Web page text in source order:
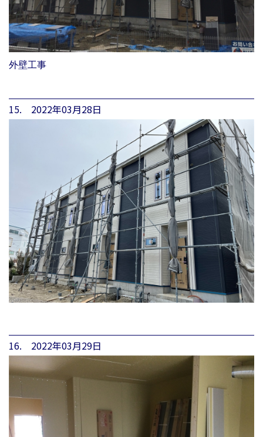
外壁工事
15. 2022年03月28日
16. 2022年03月29日